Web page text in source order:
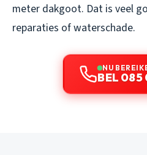
meter dakgoot. Dat is veel
reparaties of waterschade.
NU
BEL 085